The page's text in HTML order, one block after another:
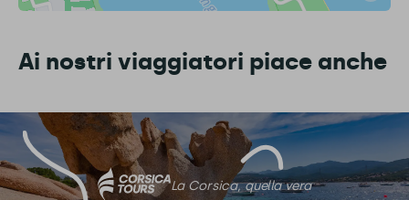
Ai nostri viaggiatori piace anche
La Corsica, quella vera